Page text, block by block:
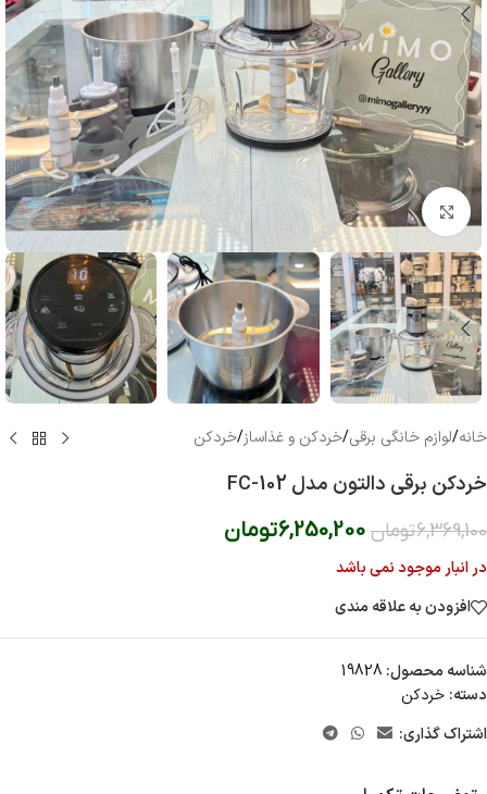
بزرگنمایی تصویر
خانه/لوازم خانگی برقی/خردکن و غذاساز/خردکن
خردکن برقی دالتون مدل FC-102
6,369,100تومان 6,250,200تومان
در انبار موجود نمی باشد
افزودن به علاقه مندی
شناسه محصول: 19828
دسته: خردکن
اشتراک گذاری: